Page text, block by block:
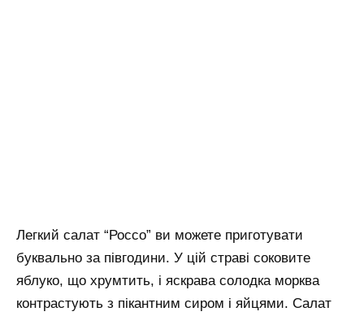
Легкий салат “Россо” ви можете приготувати
буквально за півгодини. У цій страві соковите
яблуко, що хрумтить, і яскрава солодка морква
контрастують з пікантним сиром і яйцями. Салат